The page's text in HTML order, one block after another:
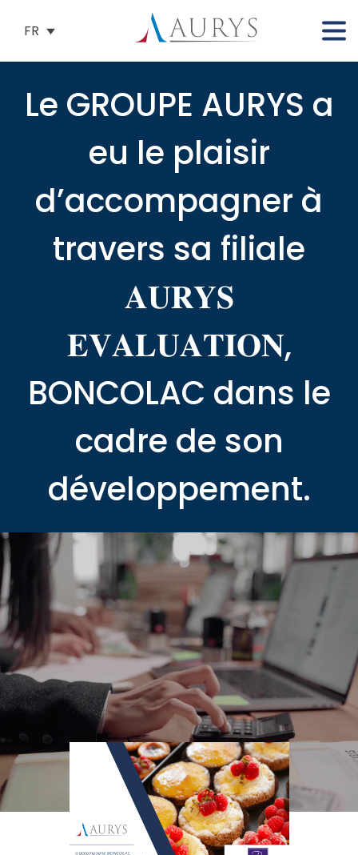
FR
Le GROUPE AURYS a
eu le plaisir
d’accompagner à
travers sa filiale
𝐀𝐔𝐑𝐘𝐒
𝐄𝐕𝐀𝐋𝐔𝐀𝐓𝐈𝐎𝐍,
BONCOLAC dans le
cadre de son
développement.